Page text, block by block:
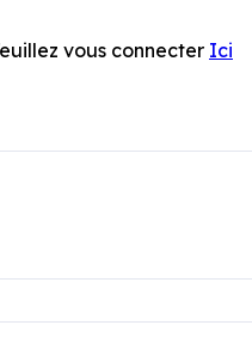
vous connecter Ici